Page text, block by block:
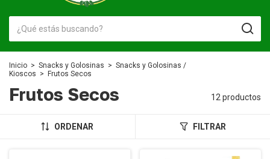
Inicio > Snacks y Golosinas > Snacks y Golosinas /
Kioscos > Frutos Secos
Frutos Secos 12 productos
ORDENAR FILTRAR